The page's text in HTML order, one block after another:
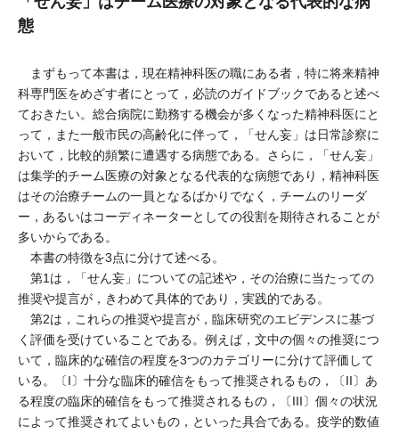
態
まずもって本書は，現在精神科医の職にある者，特に将来精神
科専門医をめざす者にとって，必読のガイドブックであると述べ
ておきたい。総合病院に勤務する機会が多くなった精神科医にと
って，また一般市民の高齢化に伴って，「せん妄」は日常診察に
おいて，比較的頻繁に遭遇する病態である。さらに，「せん妄」
は集学的チーム医療の対象となる代表的な病態であり，精神科医
はその治療チームの一員となるばかりでなく，チームのリーダ
ー，あるいはコーディネーターとしての役割を期待されることが
多いからである。
本書の特徴を3点に分けて述べる。
第1は，「せん妄」についての記述や，その治療に当たっての
推奨や提言が，きわめて具体的であり，実践的である。
第2は，これらの推奨や提言が，臨床研究のエビデンスに基づ
く評価を受けていることである。例えば，文中の個々の推奨につ
いて，臨床的な確信の程度を3つのカテゴリーに分けて評価して
いる。〔I〕十分な臨床的確信をもって推奨されるもの，〔II〕あ
る程度の臨床的確信をもって推奨されるもの，〔III〕個々の状況
によって推奨されてよいもの，といった具合である。疫学的数値